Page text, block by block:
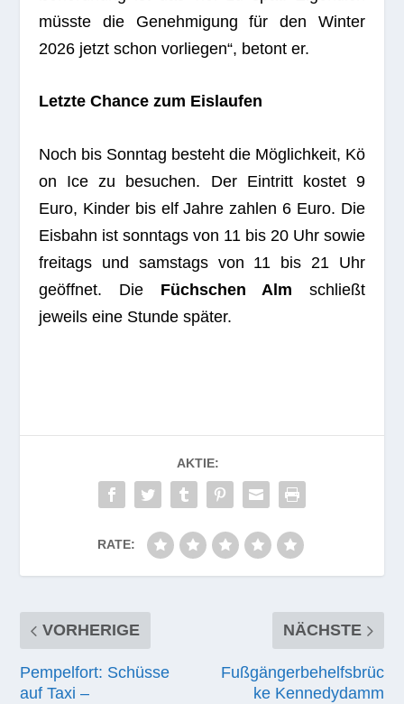
müsste die Geneh­mi­gung für den Win­ter
2026 jetzt schon vor­lie­gen“, betont er.
Letzte Chance zum Eislaufen
Noch bis Sonn­tag besteht die Mög­lich­keit, Kö
on Ice zu besu­chen. Der Ein­tritt kos­tet 9
Euro, Kin­der bis elf Jahre zah­len 6 Euro. Die
Eis­bahn ist sonn­tags von 11 bis 20 Uhr sowie
frei­tags und sams­tags von 11 bis 21 Uhr
geöff­net. Die Füchs­chen Alm schließt
jeweils eine Stunde später.
AKTIE:
RATE:
VORHERIGE
Pempelfort: Schüsse
auf Taxi –
NÄCHSTE
Fußgängerbehelfsbrüc
ke Kennedydamm